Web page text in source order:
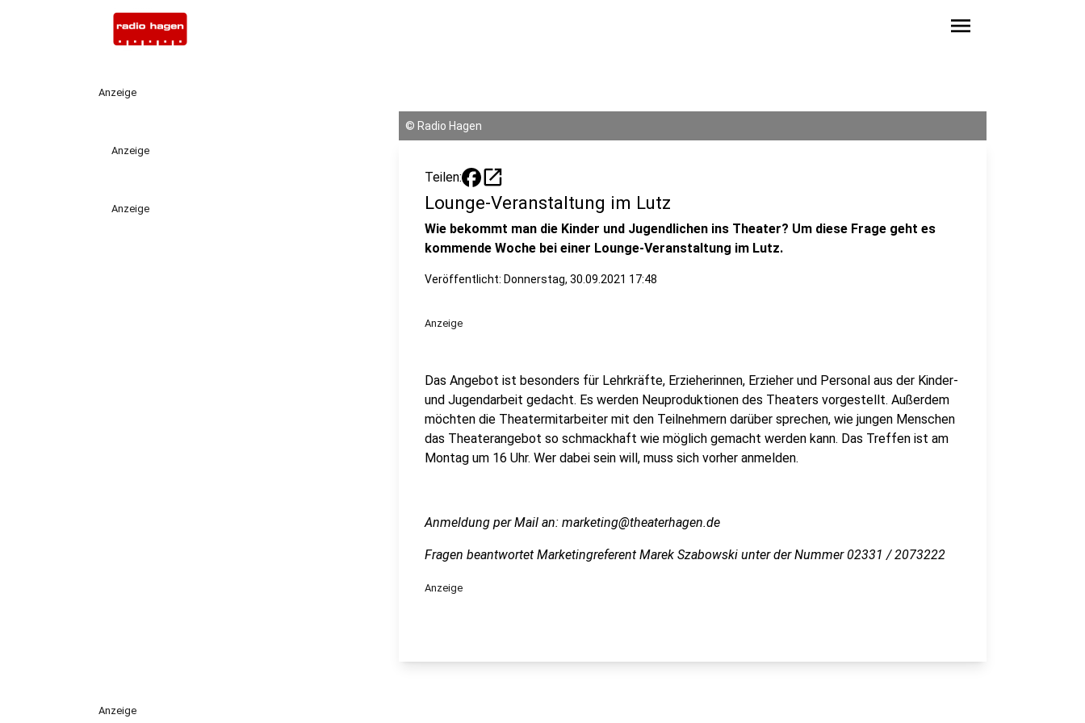
menu
Anzeige
Anzeige
Anzeige
© Radio Hagen
Teilen: open_in_new
Lounge-Veranstaltung im Lutz
Wie bekommt man die Kinder und Jugendlichen ins Theater? Um diese Frage geht es
kommende Woche bei einer Lounge-Veranstaltung im Lutz.
Veröffentlicht: Donnerstag, 30.09.2021 17:48
Anzeige
Das Angebot ist besonders für Lehrkräfte, Erzieherinnen, Erzieher und Personal aus der Kinder-
und Jugendarbeit gedacht. Es werden Neuproduktionen des Theaters vorgestellt. Außerdem
möchten die Theatermitarbeiter mit den Teilnehmern darüber sprechen, wie jungen Menschen
das Theaterangebot so schmackhaft wie möglich gemacht werden kann. Das Treffen ist am
Montag um 16 Uhr. Wer dabei sein will, muss sich vorher anmelden.
Anmeldung per Mail an: marketing@theaterhagen.de
Fragen beantwortet Marketingreferent Marek Szabowski unter der Nummer 02331 / 2073222
Anzeige
Anzeige